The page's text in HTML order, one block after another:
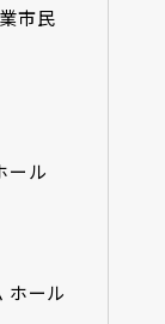
市民
ール
ホール